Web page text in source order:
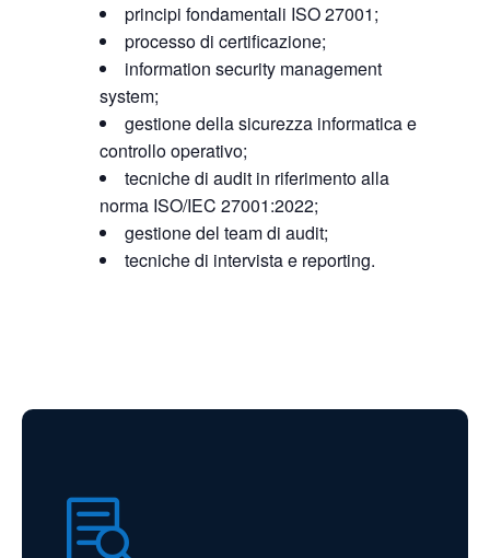
principi fondamentali ISO 27001;
processo di certificazione;
information security management
system;
gestione della sicurezza informatica e
controllo operativo;
tecniche di audit in riferimento alla
norma ISO/IEC 27001:2022;
gestione del team di audit;
tecniche di intervista e reporting.
